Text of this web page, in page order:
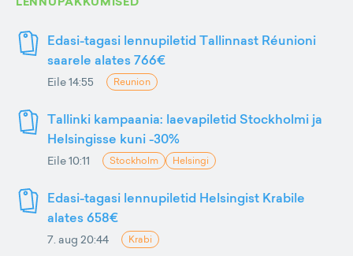
Edasi-tagasi lennupiletid Tallinnast Réunioni
saarele alates 766€
Eile 14:55 Reunion
Tallinki kampaania: laevapiletid Stockholmi ja
Helsingisse kuni -30%
Eile 10:11 Stockholm Helsingi
Edasi-tagasi lennupiletid Helsingist Krabile
alates 658€
7. aug 20:44 Krabi